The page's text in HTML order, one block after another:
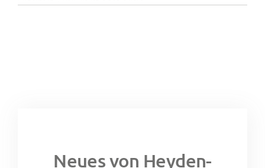
Wie
Neues von Heyden-